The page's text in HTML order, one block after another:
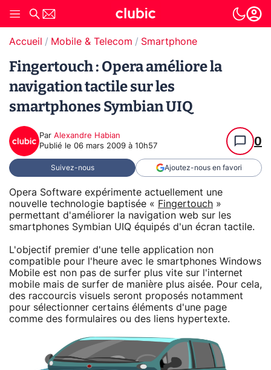
Accueil Mobile & Telecom Smartphone
Fingertouch : Opera améliore la
navigation tactile sur les
smartphones Symbian UIQ
Par Alexandre Habian
Publié le 06 mars 2009 à 10h57 0
Suivez-nous Ajoutez-nous en favori
Opera Software expérimente actuellement une
nouvelle technologie baptisée « Fingertouch »
permettant d'améliorer la navigation web sur les
smartphones Symbian UIQ équipés d'un écran tactile.
L'objectif premier d'une telle application non
compatible pour l'heure avec le smartphones Windows
Mobile est non pas de surfer plus vite sur l'internet
mobile mais de surfer de manière plus aisée. Pour cela,
des raccourcis visuels seront proposés notamment
pour sélectionner certains éléments d'une page
comme des formulaires ou des liens hypertexte.